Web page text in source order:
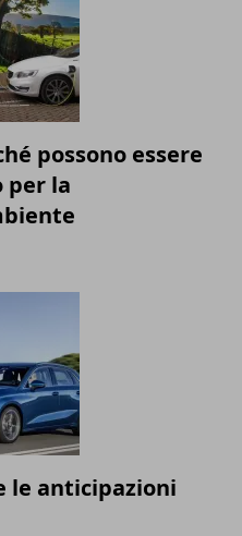
possono essere
per la
le anticipazioni